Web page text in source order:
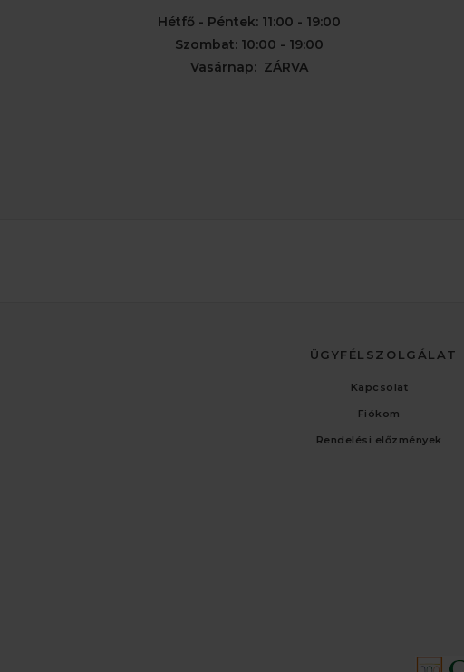
Hétfő - Péntek: 11:00 - 19:00
Szombat: 10:00 - 19:00
Vasárnap: ZÁRVA
ÜGYFÉLSZOLGÁLAT
Kapcsolat
Fiókom
Rendelési előzmények